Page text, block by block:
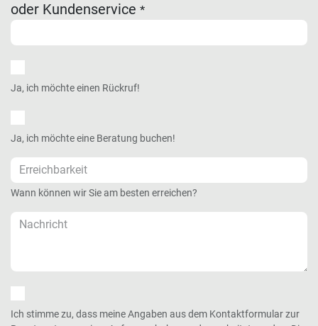
oder Kundenservice *
Ja, ich möchte einen Rückruf!
Ja, ich möchte eine Beratung buchen!
Wann können wir Sie am besten erreichen?
Ich stimme zu, dass meine Angaben aus dem Kontaktformular zur